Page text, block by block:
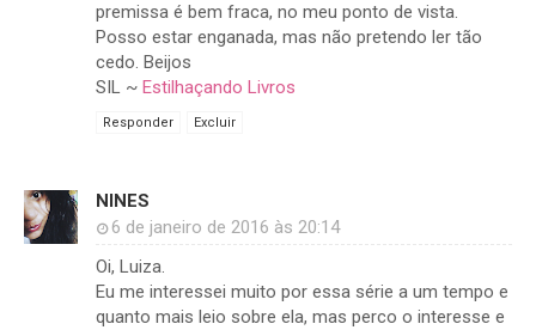
premissa é bem fraca, no meu ponto de vista.
Posso estar enganada, mas não pretendo ler tão
cedo. Beijos
SIL ~ Estilhaçando Livros
Responder Excluir
NINES
6 de janeiro de 2016 às 20:14
Oi, Luiza.
Eu me interessei muito por essa série a um tempo e
quanto mais leio sobre ela, mas perco o interesse e